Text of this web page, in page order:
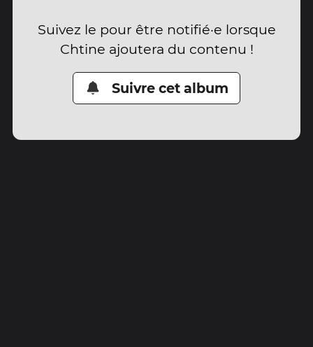
Suivez le pour être notifié·e lorsque
Chtine ajoutera du contenu !
Suivre cet album